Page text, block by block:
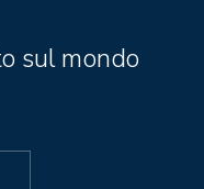
sul mondo